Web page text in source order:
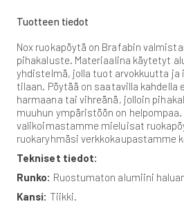
Tuotteen tiedot
Nox ruokapöytä on Brafabin
pihakaluste. Materiaalina käytetyt
yhdistelmä, jolla tuot arvokkuutta ja
tilaan. Pöytää on saatavilla
harmaana tai vihreänä, jolloin
muuhun ympäristöön on
valikoimastamme mieluisat
ruokaryhmäsi
Tekniset tiedot:
Runko: Ruostumaton alumiini
Kansi: Tiikki.